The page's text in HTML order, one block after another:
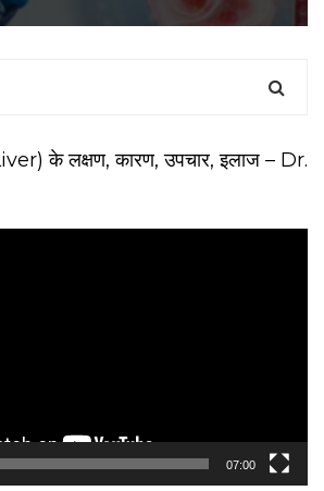
के लक्षण, कारण, उपचार, इलाज – Dr.
07:00